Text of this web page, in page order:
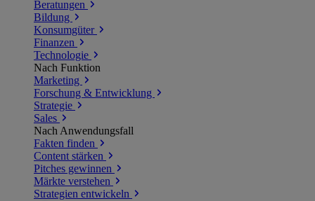
Beratungen
Bildung
Konsumgüter
Finanzen
Technologie
Nach Funktion
Marketing
Forschung & Entwicklung
Strategie
Sales
Nach Anwendungsfall
Fakten finden
Content stärken
Pitches gewinnen
Märkte verstehen
Strategien entwickeln